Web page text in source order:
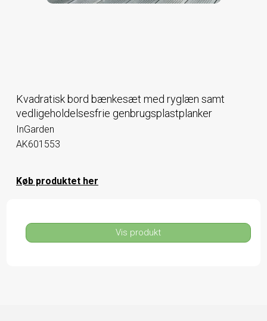
Kvadratisk bord bænkesæt med ryglæn samt
vedligeholdelsesfrie genbrugsplastplanker
InGarden
AK601553
Køb produktet her
Vis produkt